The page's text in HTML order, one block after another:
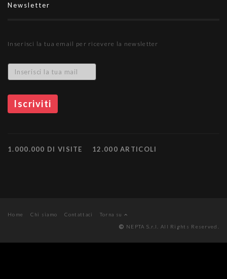
Newsletter
Inserisci la tua email per ricevere la newsletter
1.000.000 DI VISITE 12.000 ARTICOLI
Home Chi siamo Contattaci
Torna su
NEPTA S.r.l. All Rights Reserved.